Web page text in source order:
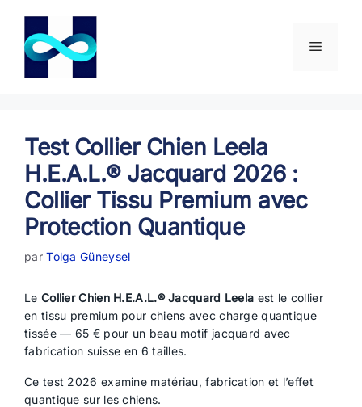
contenu
Menu
Test Collier Chien Leela
H.E.A.L.® Jacquard 2026 :
Collier Tissu Premium avec
Protection Quantique
parTolga Güneysel
Le Collier Chien H.E.A.L.® Jacquard Leela est le collier
en tissu premium pour chiens avec charge quantique
tissée — 65 € pour un beau motif jacquard avec
fabrication suisse en 6 tailles.
Ce test 2026 examine matériau, fabrication et l’effet
quantique sur les chiens.